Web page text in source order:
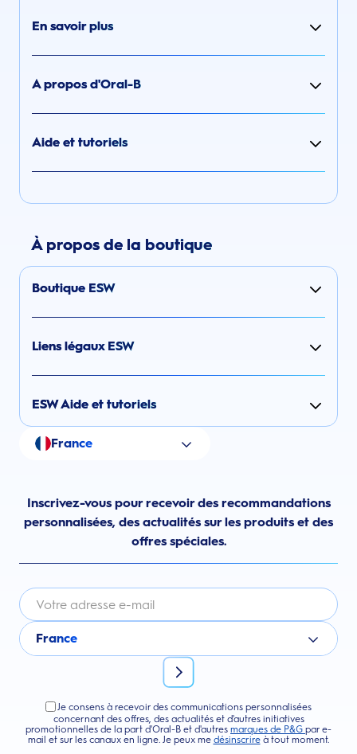
En savoir plus
A propos d'Oral-B
Aide et tutoriels
À propos de la boutique
Boutique ESW
Liens légaux ESW
ESW Aide et tutoriels
France
Inscrivez-vous pour recevoir des recommandations
personnalisées, des actualités sur les produits et des
offres spéciales.
France
Je consens à recevoir des communications personnalisées
concernant des offres, des actualités et d'autres initiatives
promotionnelles de la part d'Oral-B et d'autres marques de P&G par e-
mail et sur les canaux en ligne. Je peux me désinscrireà tout moment.